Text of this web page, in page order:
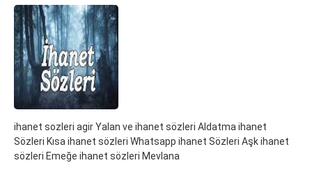
ihanet sozleri agir Yalan ve ihanet sözleri Aldatma ihanet
Sözleri Kısa ihanet sözleri Whatsapp ihanet Sözleri Aşk ihanet
sözleri Emeğe ihanet sözleri Mevlana